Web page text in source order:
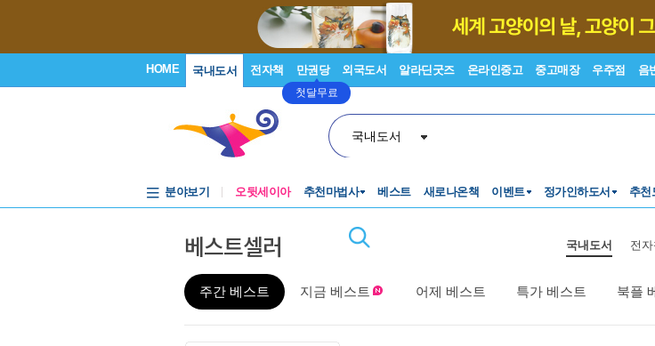
HOME 국내도서 전자책 만권당
첫달무료
외국도서 알라딘굿즈 온라인중고 중고매장 우주점 음
국내도서
분야보기 오뒷세이아 추천마법사 베스트 새로나온책 이벤트 정가인하도서 추천
베스트셀러 국내도서 전자
주간 베스트 지금 베스트 어제 베스트 특가 베스트 북플